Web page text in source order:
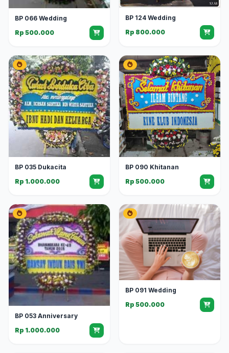
BP 066 Wedding
Rp 500.000
BP 124 Wedding
Rp 800.000
BP 035 Dukacita
Rp 1.000.000
BP 090 Khitanan
Rp 500.000
BP 053 Anniversary
Rp 1.000.000
BP 091 Wedding
Rp 500.000